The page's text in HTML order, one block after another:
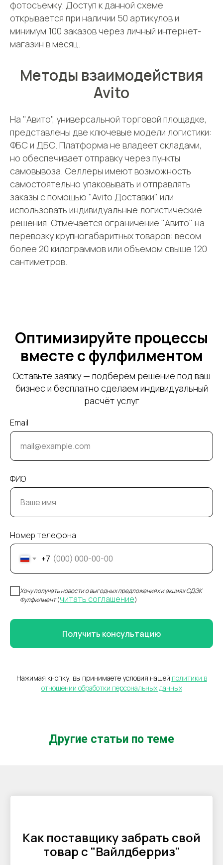
фотосъемку. Доступ к данной схеме
открывается при наличии 50 артикулов и
минимум 100 заказов через личный интернет-
магазин в месяц.
Методы взаимодействия
Avito
На "Авито", универсальной торговой площадке,
представлены две ключевые модели логистики:
ФБС и ДБС. Платформа не владеет складами,
но обеспечивает отправку через пункты
самовывоза. Селлеры имеют возможность
самостоятельно упаковывать и отправлять
заказы с помощью "Avito Доставки" или
использовать индивидуальные логистические
решения. Отмечается ограничение "Авито" на
перевозку крупногабаритных товаров: весом
более 20 килограммов или объемом свыше 120
сантиметров.
Оптимизируйте процессы
вместе с фулфилментом
Оставьте заявку — подберём решение под ваш
бизнес и бесплатно сделаем индивидуальный
расчёт услуг
Email
ФИО
Номер телефона
+7
Хочу получать новости о выгодных предложениях и акциях СДЭК
Фулфилмент(читать соглашение)
Получить консультацию
Нажимая кнопку, вы принимаете условия нашей политики в
отношении обработки персональных данных
Другие статьи по теме
Как поставщику забрать свой
товар с "Вайлдберриз"
©2000 — 2026, Курьерская компания СДЭК
Пользовательское соглашение
Оферта
г. Москва, 1-я улица
Измайловского
Зверинца, д.8
+7(967)555-60-11
sales@ffcdek.ru
Поддержка
Заключить договор
Карта сайта
Доставка до
Все услуги
маркетплейсов
интернет-магазинов
FBO
FBS
Фулфилмент
О нас
Адреса складов
Тарифы
Новости